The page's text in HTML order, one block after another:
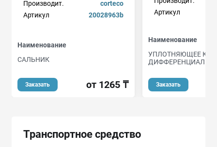
Производит.
corteco
Артикул
20028963b
Наименование
САЛЬНИК
Заказать от 1265 ₸
Артикул
Наименование
УПЛОТНЯЮЩЕЕ
ДИФФЕРЕНЦИАЛ
Заказать
Транспортное средство